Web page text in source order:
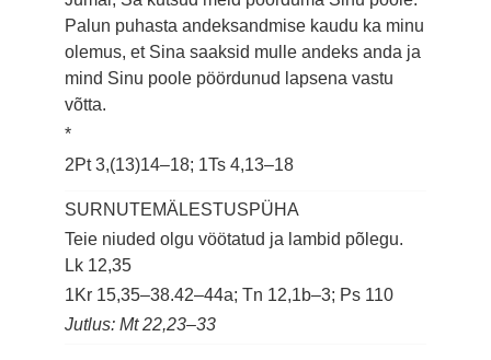
Palun puhasta andeksandmise kaudu ka minu
olemus, et Sina saaksid mulle andeks anda ja
mind Sinu poole pöördunud lapsena vastu
võtta.
*
2Pt 3,(13)14–18; 1Ts 4,13–18
SURNUTEMÄLESTUSPÜHA
Teie niuded olgu vöötatud ja lambid põlegu.
Lk 12,35
1Kr 15,35–38.42–44a; Tn 12,1b–3; Ps 110
Jutlus: Mt 22,23–33